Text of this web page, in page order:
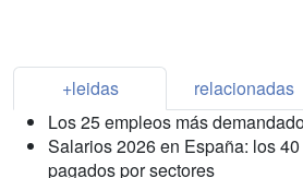
+leidas relacionadas
Los 25 empleos más
Salarios 2026 en España: los
pagados por sectores